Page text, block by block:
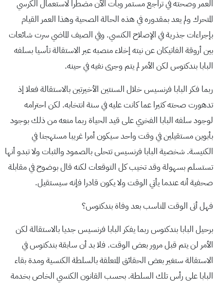
العمر وصحته في تراجع مستمر وبات الآن مضطرا لاستعمال الكرسي
المتحرك ولم يعد بمقدوره في هذه الحالة الصحية وهذا العمر القيام
بإجراءات جذرية في الإصلاح الكنسي. وفي الصيف الماضي سرت شائعات
بين أروقة الفاتيكان عن نيته إخلاء منصبه عبر الاستقالة تأسيا بسلفه
البابا بندكتوس لكن الأمر لم يتم وجرى نفيه في حينه.
ربما فكر البابا فرنسيس خلال السنتين الأخيرتين بالاستقالة فعلا إذ
تدهورت صحته كثيرا عما كانت عليه في سنة انتخابه. لكن احترامه
لوجود سلفه البابا الفخري على قيد الحياة ربما منعه من ذلك بوجود
بأبوين مستقيلين في وقت واحد سيكون أمرا غريبا مستهجنا في
الكنيسة. شخصية البابا فرنسيس تتحلى بالصمود والثبات ولا تبدو أنها
تستسلم بسهولة وقد تخيب كل التوقعات لكنه قال بوضوح في مقابلة
صحفية أنه عندما يأتي الوقت ولا يكون قادرا فإنه سيستقيل.
فهل أتى الوقت المناسب بعد وفاة بندكتوس؟
برحيل البابا بندكتوس ربما يفكر البابا فرنسيس جديا بالاستقالة لكن
الأمر لن يتم قبل مرور بعض الوقت. فلا بد أن سابقة بندكتوس في
الاستقالة ستغير بعض الحقائق المتعلقة بالسلطة الكنسية ومدة بقاء
البابا على رأس تلك السلطة. بحسب القانون الكنسي الخاص بخدمة